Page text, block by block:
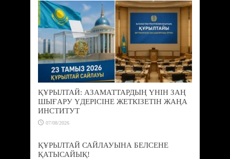
ҚҰРЫЛТАЙ: АЗАМАТТАРДЫҢ ҮНІН ЗАҢ
ШЫҒАРУ ҮДЕРІСІНЕ ЖЕТКІЗЕТІН ЖАҢА
ИНСТИТУТ
07/08/2026
ҚҰРЫЛТАЙ САЙЛАУЫНА БЕЛСЕНЕ
ҚАТЫСАЙЫҚ!